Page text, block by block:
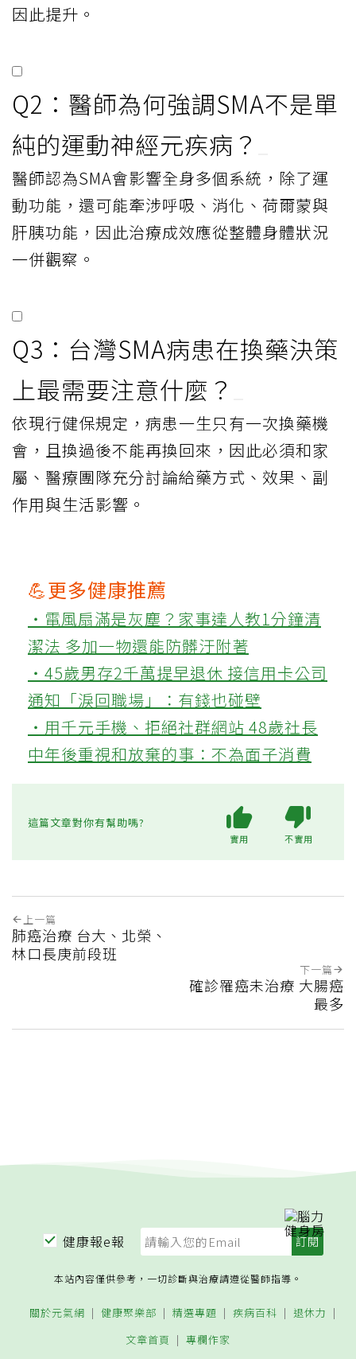
因此提升。
Q2：醫師為何強調SMA不是單
純的運動神經元疾病？
醫師認為SMA會影響全身多個系統，除了運
動功能，還可能牽涉呼吸、消化、荷爾蒙與
肝胰功能，因此治療成效應從整體身體狀況
一併觀察。
Q3：台灣SMA病患在換藥決策
上最需要注意什麼？
依現行健保規定，病患一生只有一次換藥機
會，且換過後不能再換回來，因此必須和家
屬、醫療團隊充分討論給藥方式、效果、副
作用與生活影響。
💪更多健康推薦
‧電風扇滿是灰塵？家事達人教1分鐘清
潔法 多加一物還能防髒汙附著
‧45歲男存2千萬提早退休 接信用卡公司
通知「淚回職場」：有錢也碰壁
‧用千元手機、拒絕社群網站 48歲社長
中年後重視和放棄的事：不為面子消費
這篇文章對你有幫助嗎?
實用 不實用
上一篇
肺癌治療 台大、北榮、
林口長庚前段班
下一篇
確診罹癌未治療 大腸癌
最多
健康報e報
本站內容僅供參考，一切診斷與治療請遵從醫師指導。
關於元氣網 健康聚樂部 精選專題 疾病百科
退休力
文章首頁
專欄作家